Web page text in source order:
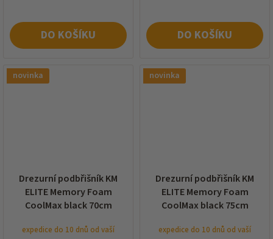
DO KOŠÍKU DO KOŠÍKU
novinka
Drezurní podbřišník KM
ELITE Memory Foam
CoolMax black 70cm
expedice do 10 dnů od vaší
novinka
Drezurní podbřišník KM
ELITE Memory Foam
CoolMax black 75cm
expedice do 10 dnů od vaší